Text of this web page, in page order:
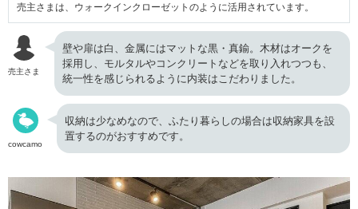
売主さまは、ウォークインクローゼットのように活用されています。
売主さま
壁や扉は白、金属にはマットな黒・真鍮。木材はオークを
採用し、モルタルやコンクリートなどを取り入れつつも、
統一性を感じられるように内装はこだわりました。
cowcamo
収納は少なめなので、ふたり暮らしの場合は収納家具を設
置するのがおすすめです。